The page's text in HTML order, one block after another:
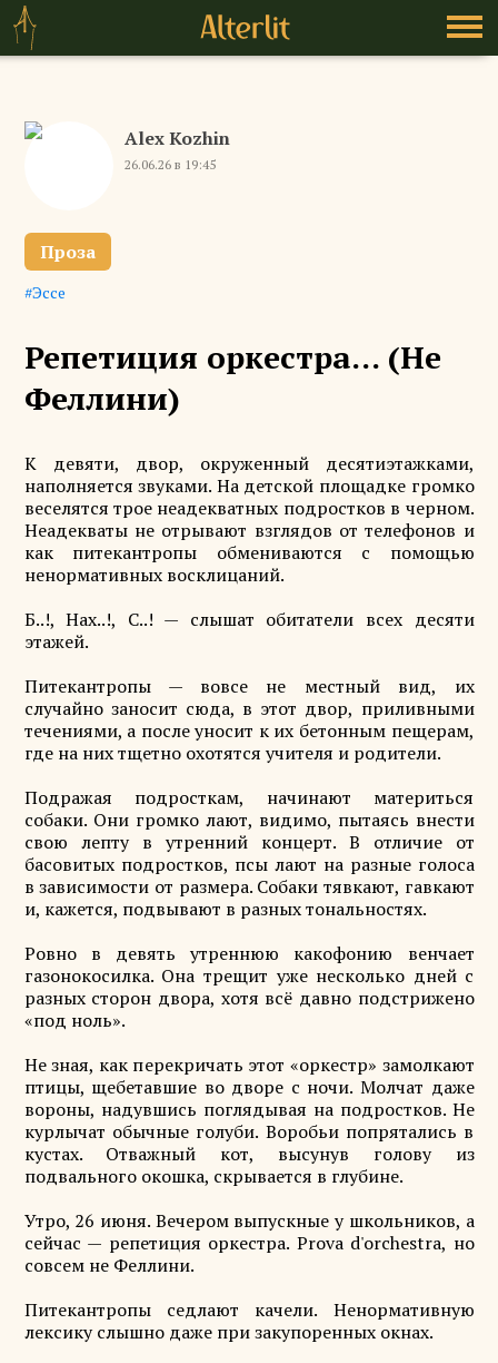
Alex Kozhin
26.06.26 в 19:45
Проза
Эссе
Репетиция оркестра… (Не
Феллини)
К девяти, двор, окруженный десятиэтажками,
наполняется звуками. На детской площадке громко
веселятся трое неадекватных подростков в черном.
Неадекваты не отрывают взглядов от телефонов и
как питекантропы обмениваются с помощью
ненормативных восклицаний.
Б..!, Нах..!, С..! — слышат обитатели всех десяти
этажей.
Питекантропы — вовсе не местный вид, их
случайно заносит сюда, в этот двор, приливными
течениями, а после уносит к их бетонным пещерам,
где на них тщетно охотятся учителя и родители.
Подражая подросткам, начинают материться
собаки. Они громко лают, видимо, пытаясь внести
свою лепту в утренний концерт. В отличие от
басовитых подростков, псы лают на разные голоса
в зависимости от размера. Собаки тявкают, гавкают
и, кажется, подвывают в разных тональностях.
Ровно в девять утреннюю какофонию венчает
газонокосилка. Она трещит уже несколько дней с
разных сторон двора, хотя всё давно подстрижено
«под ноль».
Не зная, как перекричать этот «оркестр» замолкают
птицы, щебетавшие во дворе с ночи. Молчат даже
вороны, надувшись поглядывая на подростков. Не
курлычат обычные голуби. Воробьи попрятались в
кустах. Отважный кот, высунув голову из
подвального окошка, скрывается в глубине.
Утро, 26 июня. Вечером выпускные у школьников, а
сейчас — репетиция оркестра. Prova d'orchestra, но
совсем не Феллини.
Питекантропы седлают качели. Ненормативную
лексику слышно даже при закупоренных окнах.